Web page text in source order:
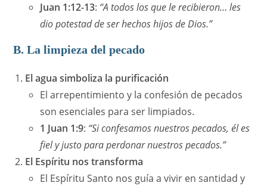
Juan 1:12-13: “A todos los que le recibieron… les
dio potestad de ser hechos hijos de Dios.”
B. La limpieza del pecado
El agua simboliza la purificación
El arrepentimiento y la confesión de pecados
son esenciales para ser limpiados.
1 Juan 1:9: “Si confesamos nuestros pecados, él es
fiel y justo para perdonar nuestros pecados.”
El Espíritu nos transforma
El Espíritu Santo nos guía a vivir en santidad y